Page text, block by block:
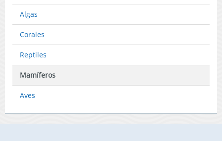
Algas
Corales
Reptiles
Mamíferos
Aves